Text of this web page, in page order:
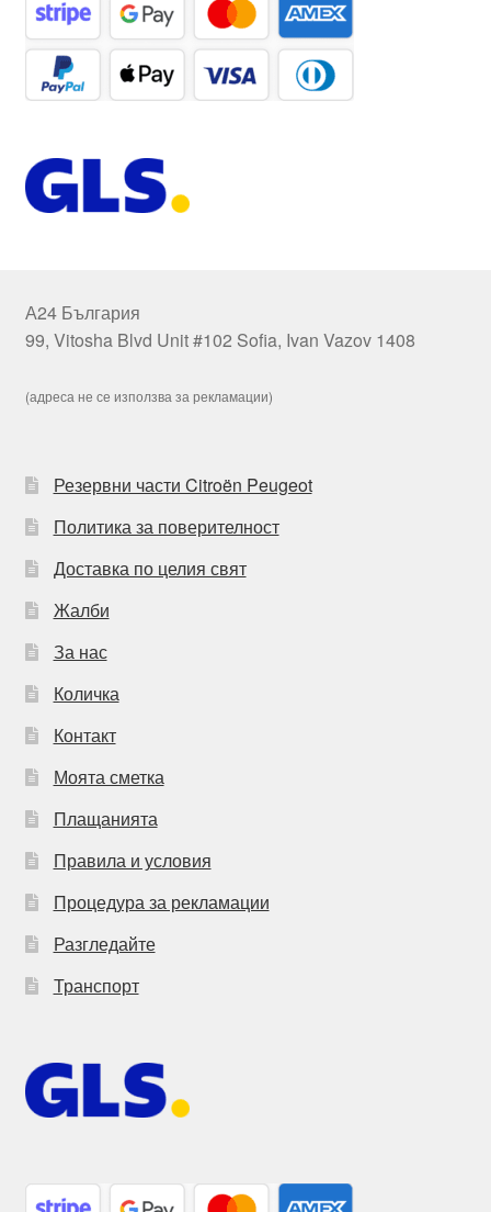
А24 България
99, Vitosha Blvd Unit #102 Sofia, Ivan Vazov 1408
(адреса не се използва за рекламации)
Резервни части Citroën Peugeot
Политика за поверителност
Доставка по целия свят
Жалби
За нас
Количка
Контакт
Моята сметка
Плащанията
Правила и условия
Процедура за рекламации
Разгледайте
Транспорт